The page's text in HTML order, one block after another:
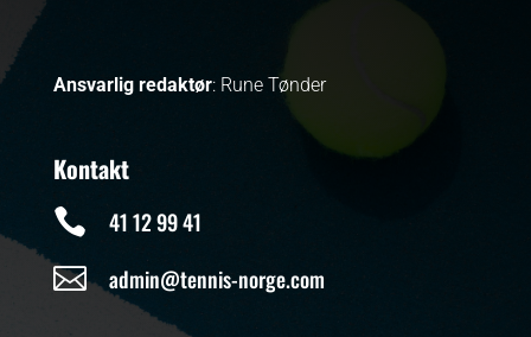
Ansvarlig redaktør: Rune Tønder
Kontakt
 41 12 99 41
 admin@tennis-norge.com